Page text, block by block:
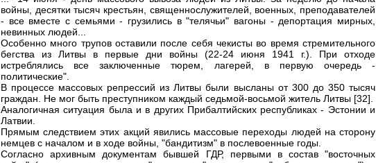
войны, десятки тысяч крестьян, священнослужителей, военных, преподавателей
- все вместе с семьями - грузились в "телячьи" вагоны - депортация мирных,
невинных людей...
Особенно много трупов оставили после себя чекисты во время стремительного
бегства из Литвы в первые дни войны (22-24 июня 1941 г.). При отходе
истреблялись все заключенные тюрем, лагерей, в первую очередь -
политические".
В процессе массовых репрессий из Литвы были высланы от 300 до 350 тысяч
граждан. Не мог быть преступником каждый седьмой-восьмой житель Литвы [32].
Аналогичная ситуация была и в других Прибалтийских республиках - Эстонии и
Латвии.
Прямым следствием этих акций явились массовые переходы людей на сторону
немцев с началом и в ходе войны, "бандитизм" в послевоенные годы.
Согласно архивным документам бывшей ГДР, первыми в состав "восточных